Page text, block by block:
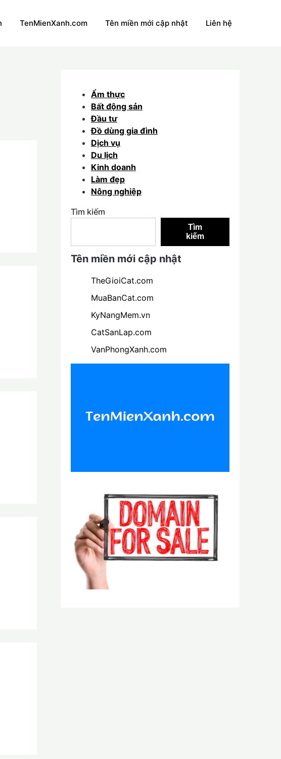
TenMienXanh.com Tên miền mới cập nhật Liên hệ
Ẩm thực
Bất động sản
Đầu tư
Đồ dùng gia đình
Dịch vụ
Du lịch
Kinh doanh
Làm đẹp
Nông nghiệp
Tìm kiếm
Tìm
kiếm
Tên miền mới cập nhật
TheGioiCat.com
MuaBanCat.com
KyNangMem.vn
CatSanLap.com
VanPhongXanh.com